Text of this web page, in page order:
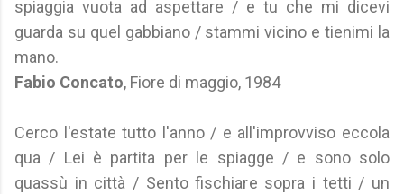
spiaggia vuota ad aspettare / e tu che mi dicevi
guarda su quel gabbiano / stammi vicino e tienimi la
mano.
Fabio Concato, Fiore di maggio, 1984
Cerco l'estate tutto l'anno / e all'improvviso eccola
qua / Lei è partita per le spiagge / e sono solo
quassù in città / Sento fischiare sopra i tetti / un